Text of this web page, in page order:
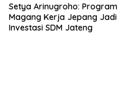
Setya Arinugroho: Program
Magang Kerja Jepang Jadi
Investasi SDM Jateng